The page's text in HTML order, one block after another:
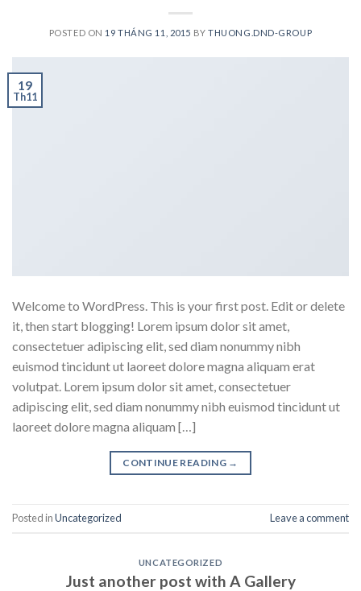
POSTED ON 19 THÁNG 11, 2015 BYTHUONG.DND-GROUP
19
Th11
Welcome to WordPress. This is your first post. Edit or delete
it, then start blogging! Lorem ipsum dolor sit amet,
consectetuer adipiscing elit, sed diam nonummy nibh
euismod tincidunt ut laoreet dolore magna aliquam erat
volutpat. Lorem ipsum dolor sit amet, consectetuer
adipiscing elit, sed diam nonummy nibh euismod tincidunt ut
laoreet dolore magna aliquam […]
CONTINUE READING →
Posted inUncategorized Leave a comment
UNCATEGORIZED
Just another post with A Gallery